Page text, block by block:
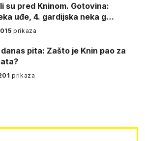
Gotovina:
uđe, 4. gardijska neka g…
prikaza
pita: Zašto je Knin pao za
prikaza